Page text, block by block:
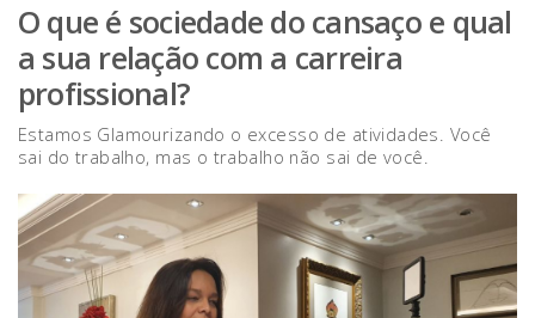
O que é sociedade do cansaço e qual
a sua relação com a carreira
profissional?
Estamos Glamourizando o excesso de atividades. Você
sai do trabalho, mas o trabalho não sai de você.